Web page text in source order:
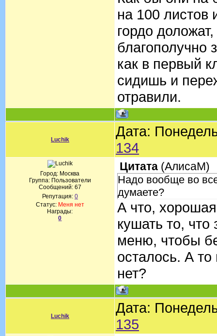
на 100 листов
гордо
благополучно
как в первый
сидишь и
отравили.
Luchik
Дата:
134
Город: Москва
Группа: Пользователи
Сообщений: 67
Репутация: 0
Статус: Меня нет
Награды:
0
Цитата (АлисаМ)
Надо вообще во
думаете?
А что,
кушать то, что
меню, чтобы
осталось. А
нет?
Luchik
Дата:
135